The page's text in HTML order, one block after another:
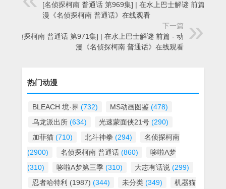
[名侦探柯南 普通话 第969集] | 在水上巴士解谜 前篇 - 动
漫《名侦探柯南 普通话》在线观看
下一篇
[名侦探柯南 普通话 第971集] | 在水上巴士解谜 前篇 - 动
漫《名侦探柯南 普通话》在线观看
热门动漫
BLEACH 境·界 (732) MS动画图鉴 (478)
乌龙派出所 (634) 光速蒙面侠21号 (290)
加菲猫 (710) 北斗神拳 (294)
名侦探柯南
(2900)
名侦探柯南 普通话 (860)
哆啦A梦
(310)
哆啦A梦第三季 (310) 大志有话说 (299)
忍者哈特利 (1987) (344) 未分类 (349)
机器猫